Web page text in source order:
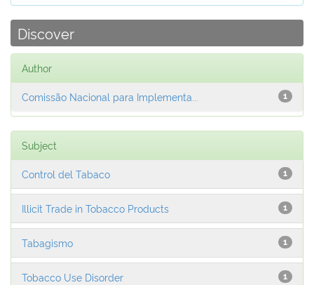
Discover
Author
1
Comissão Nacional para Implementa...
Subject
1
Control del Tabaco
1
Illicit Trade in Tobacco Products
1
Tabagismo
1
Tobacco Use Disorder